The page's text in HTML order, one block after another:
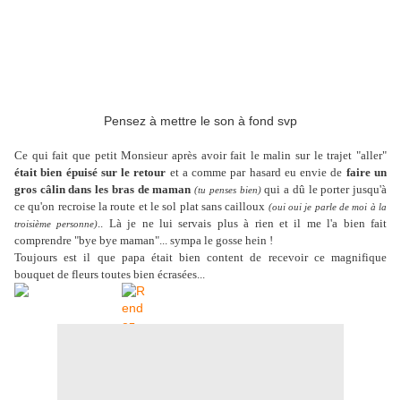
Pensez à mettre le son à fond svp
Ce qui fait que petit Monsieur après avoir fait le malin sur le trajet "aller"
était bien épuisé sur le retour et a comme par hasard eu envie de faire un
gros câlin dans les bras de maman (tu penses bien)qui a dû le porter jusqu'à
ce qu'on recroise la route et le sol plat sans cailloux (oui oui je parle de moi à la
troisième personne).. Là je ne lui servais plus à rien et il me l'a bien fait
comprendre "bye bye maman"... sympa le gosse hein !
Toujours est il que papa était bien content de recevoir ce magnifique
bouquet de fleurs toutes bien écrasées...